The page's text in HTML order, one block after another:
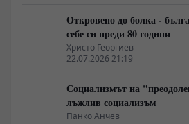
Откровено до болка -
себе си преди 80 години
Христо Георгиев
22.07.2026 21:19
Социализмът на
лъжлив социализъм
Панко Анчев